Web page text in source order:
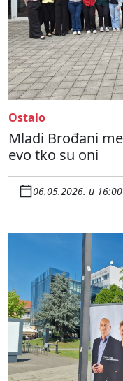
Ostalo
Mladi Brođani
evo tko su oni
06.05.2026. u 16:00